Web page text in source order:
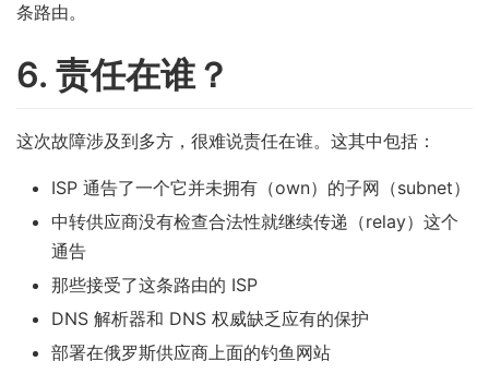
条路由。
6. 责任在谁？
这次故障涉及到多方，很难说责任在谁。这其中包括：
ISP 通告了一个它并未拥有（own）的子网（subnet）
中转供应商没有检查合法性就继续传递（relay）这个
通告
那些接受了这条路由的 ISP
DNS 解析器和 DNS 权威缺乏应有的保护
部署在俄罗斯供应商上面的钓鱼网站